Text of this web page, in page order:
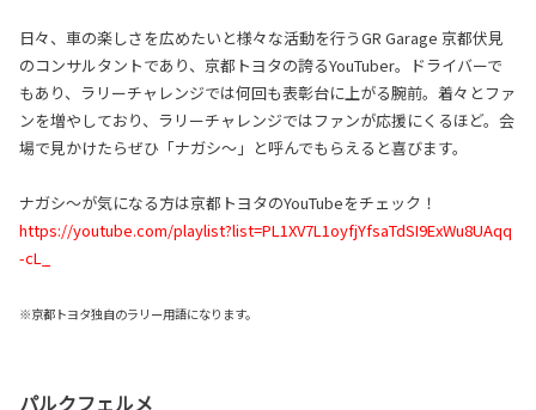
日々、車の楽しさを広めたいと様々な活動を行うGR Garage 京都伏見
のコンサルタントであり、京都トヨタの誇るYouTuber。ドライバーで
もあり、ラリーチャレンジでは何回も表彰台に上がる腕前。着々とファ
ンを増やしており、ラリーチャレンジではファンが応援にくるほど。会
場で見かけたらぜひ「ナガシ～」と呼んでもらえると喜びます。
ナガシ～が気になる方は京都トヨタのYouTubeをチェック！
https://youtube.com/playlist?list=PL1XV7L1oyfjYfsaTdSI9ExWu8UAqq
-cL_
※京都トヨタ独自のラリー用語になります。
パルクフェルメ